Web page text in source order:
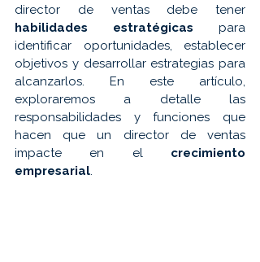
habilidades estratégicas para
identificar oportunidades, establecer
objetivos y desarrollar estrategias para
alcanzarlos. En este artículo,
exploraremos a detalle las
responsabilidades y funciones que
hacen que un director de ventas
impacte en el crecimiento
empresarial.